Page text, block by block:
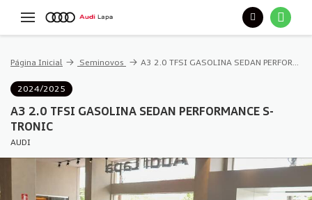
Página Inicial Seminovos A3 2.0 TFSI GASOLINA SEDAN PERFORMANCE S-TRONIC
2024/2025
A3 2.0 TFSI GASOLINA SEDAN PERFORMANCE S-
TRONIC
AUDI